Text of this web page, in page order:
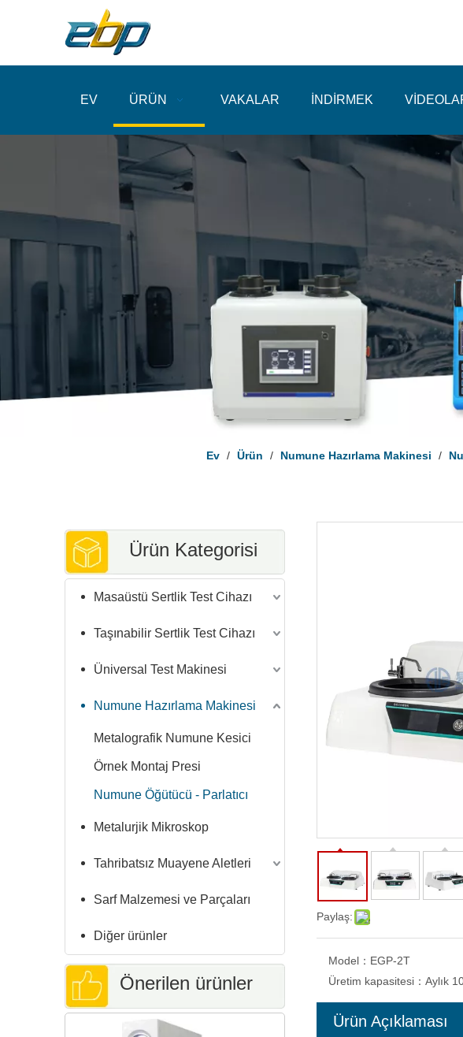
EV ÜRÜN VAKALAR İNDİRMEK
Ev / Ürün / Numune Hazırlama Makinesi /
Ürün Kategorisi
Masaüstü Sertlik Test Cihazı
Taşınabilir Sertlik Test Cihazı
Üniversal Test Makinesi
Numune Hazırlama Makinesi
Metalografik Numune Kesici
Örnek Montaj Presi
Numune Öğütücü - Parlatıcı
Metalurjik Mikroskop
Tahribatsız Muayene Aletleri
Sarf Malzemesi ve Parçaları
Diğer ürünler
Önerilen ürünler
Dokunmatik Ekran Kontrollü
Paylaş:
Model： EGP-2T
Üretim kapasitesi： Aylık
Ürün Açıklaması